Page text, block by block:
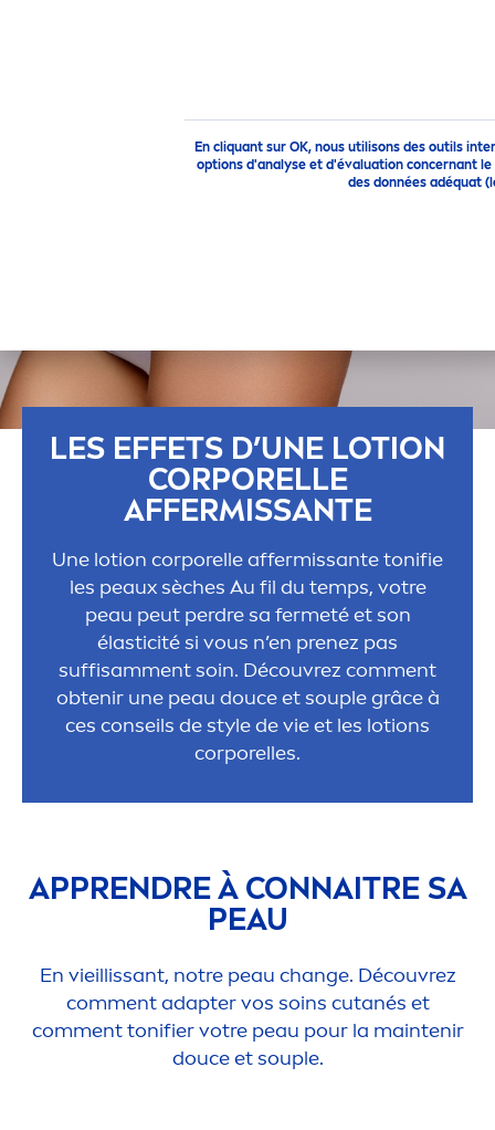
En cliquant sur OK, nous utilisons des outils
options d'analyse et d'évaluation concernant
des données adéquat
LES EFFETS D’UNE LOTION
CORPORELLE
AFFERMISSANTE
Une lotion corporelle affermissante tonifie
les peaux sèches Au fil du temps, votre
peau peut perdre sa fermeté et son
élasticité si vous n’en prenez pas
suffisamment soin. Découvrez comment
obtenir une peau douce et souple grâce à
ces conseils de style de vie et les lotions
corporelles.
APPRENDRE À CONNAITRE SA
PEAU
En vieillissant, notre peau change. Découvrez
comment adapter vos soins cutanés et
comment tonifier votre peau pour la maintenir
douce et souple.